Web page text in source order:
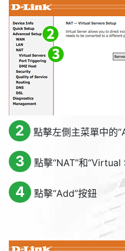
2 點擊左側主菜單中的“
3 點擊“NAT”和“Virtual
4 點擊“Add”按鈕